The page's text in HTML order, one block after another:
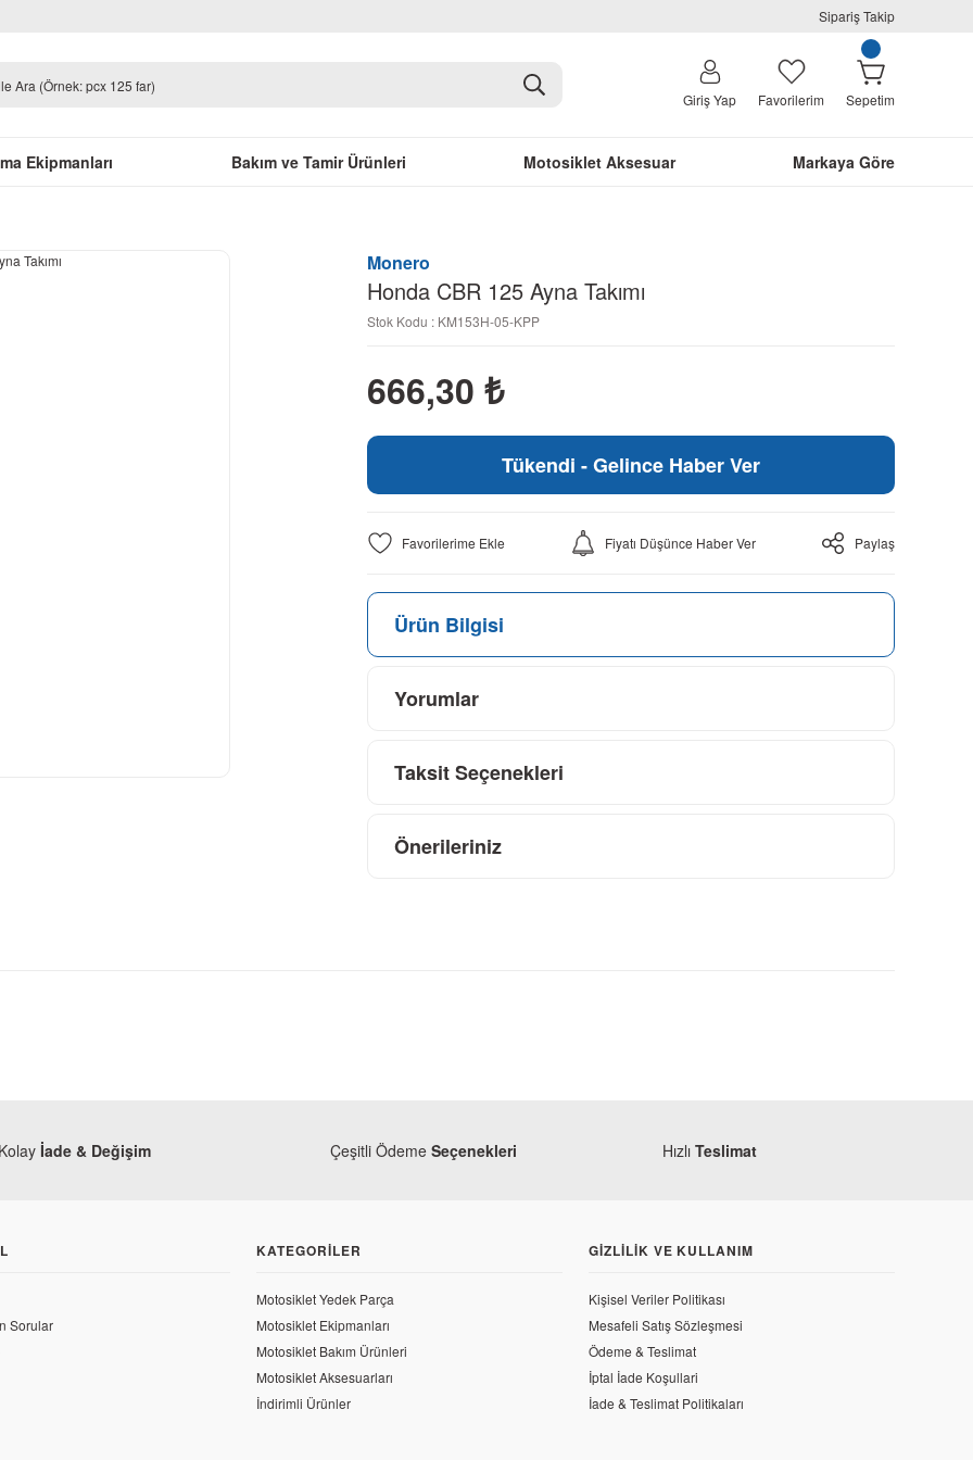
Sipariş Takip
Giriş Yap Favorilerim Sepetim
Ekipmanları Bakım ve Tamir Ürünleri Motosiklet Aksesuar Markaya Göre
Monero
Honda CBR 125 Ayna Takımı
Stok Kodu : KM153H-05-KPP
666,30 ₺
Tükendi - Gelince Haber Ver
Fiyatı Düşünce Haber Ver Paylaş
Ürün Bilgisi
Yorumlar
Taksit Seçenekleri
Önerileriniz
Honda CBR 125 R Egzoz Muhafaza Sacı
Honda
Honda CBR 125 Sağ Arka Tutamak
Kolay İade & Değişim Çeşitli Ödeme Seçenekleri Hızlı Teslimat
Sorular
KATEGORILER
Motosiklet Yedek Parça
Motosiklet Ekipmanları
Motosiklet Bakım Ürünleri
Motosiklet Aksesuarları
İndirimli Ürünler
GIZLILIK VE KULLANIM
Kişisel Veriler Politikası
Mesafeli Satış Sözleşmesi
Ödeme & Teslimat
İptal İade Koşullari
İade & Teslimat Politikaları